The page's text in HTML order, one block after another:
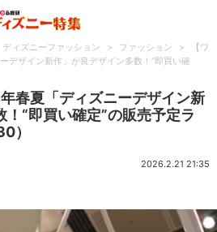
ディズニーファッション > ファッション >
【ワ
デザイン新作」が良デザイン多数！“即買い確
春夏「ディズニーデザイン新
“即買い確定”の販売予定ラ
）
2026.2.21 21:35